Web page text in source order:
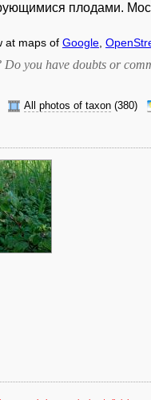
плодами.
at maps of Google
you have doubts or
All photos of taxon (380)